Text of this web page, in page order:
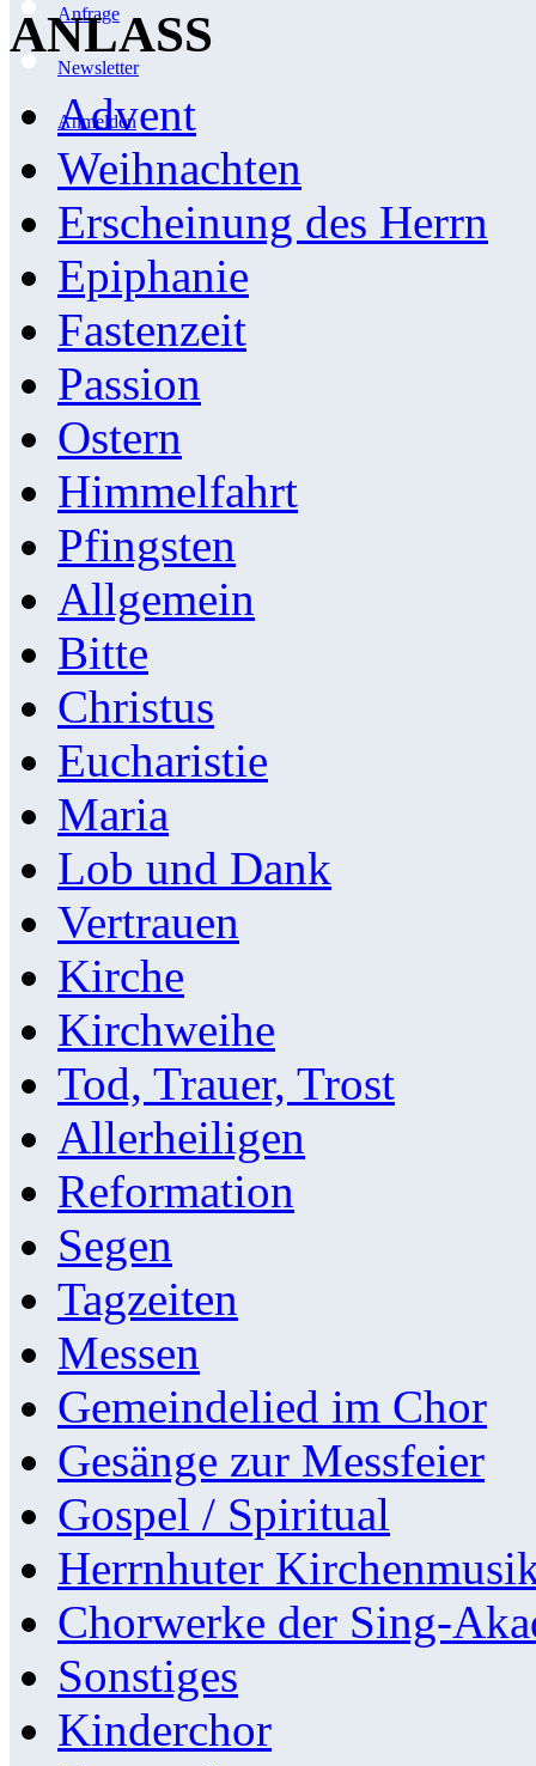
Anfrage
Newsletter
Anmelden
ANLASS
Advent
Weihnachten
Erscheinung des Herrn
Epiphanie
Fastenzeit
Passion
Ostern
Himmelfahrt
Pfingsten
Allgemein
Bitte
Christus
Eucharistie
Maria
Lob und Dank
Vertrauen
Kirche
Kirchweihe
Tod, Trauer, Trost
Allerheiligen
Reformation
Segen
Tagzeiten
Messen
Gemeindelied im Chor
Gesänge zur Messfeier
Gospel / Spiritual
Herrnhuter
Chorwerke der Sing-
Sonstiges
Kinderchor